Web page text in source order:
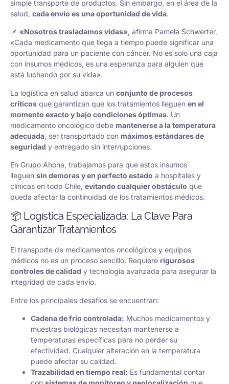
simple transporte de productos. Sin embargo, en el área de la
salud, cada envío es una oportunidad de vida.
📌 «Nosotros trasladamos vidas», afirma Pamela Schwerter.
«Cada medicamento que llega a tiempo puede significar una
oportunidad para un paciente con cáncer. No es solo una caja
con insumos médicos, es una esperanza para alguien que
está luchando por su vida».
La logística en salud abarca un conjunto de procesos
críticos que garantizan que los tratamientos lleguen en el
momento exacto y bajo condiciones óptimas. Un
medicamento oncológico debe mantenerse a la temperatura
adecuada, ser transportado con máximos estándares de
seguridad y entregado sin interrupciones.
En Grupo Ahona, trabajamos para que estos insumos
lleguen sin demoras y en perfecto estado a hospitales y
clínicas en todo Chile, evitando cualquier obstáculo que
pueda afectar la continuidad de los tratamientos médicos.
📦 Logística Especializada: La Clave Para
Garantizar Tratamientos
El transporte de medicamentos oncológicos y equipos
médicos no es un proceso sencillo. Requiere rigurosos
controles de calidad y tecnología avanzada para asegurar la
integridad de cada envío.
Entre los principales desafíos se encuentran:
Cadena de frío controlada: Muchos medicamentos y
muestras biológicas necesitan mantenerse a
temperaturas específicas para no perder su
efectividad. Cualquier alteración en la temperatura
puede afectar su calidad.
Trazabilidad en tiempo real: Es fundamental contar